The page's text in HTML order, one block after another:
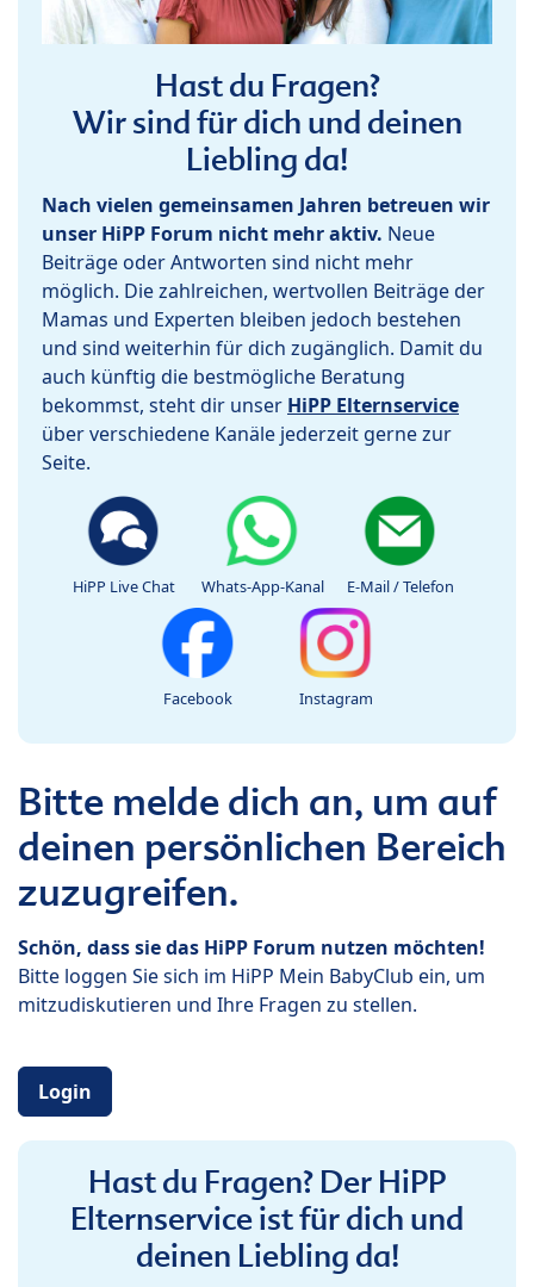
Hast du Fragen?
Wir sind für dich und deinen
Liebling da!
Nach vielen gemeinsamen Jahren betreuen wir
unser HiPP Forum nicht mehr aktiv. Neue
Beiträge oder Antworten sind nicht mehr
möglich. Die zahlreichen, wertvollen Beiträge der
Mamas und Experten bleiben jedoch bestehen
und sind weiterhin für dich zugänglich. Damit du
auch künftig die bestmögliche Beratung
bekommst, steht dir unser HiPP Elternservice
über verschiedene Kanäle jederzeit gerne zur
Seite.
HiPP Live Chat Whats-App-Kanal E-Mail / Telefon
Facebook Instagram
Bitte melde dich an, um auf
deinen persönlichen Bereich
zuzugreifen.
Schön, dass sie das HiPP Forum nutzen möchten!
Bitte loggen Sie sich im HiPP Mein BabyClub ein, um
mitzudiskutieren und Ihre Fragen zu stellen.
Login
Hast du Fragen? Der HiPP
Elternservice ist für dich und
deinen Liebling da!